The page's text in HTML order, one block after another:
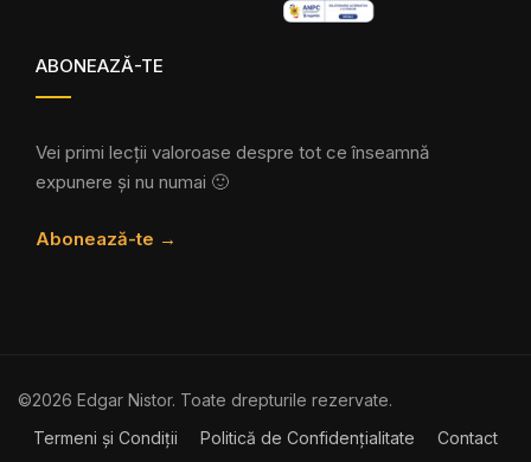
ABONEAZĂ-TE
Vei primi lecții valoroase despre tot ce înseamnă
expunere și nu numai 🙂
Abonează-te →
©2026 Edgar Nistor. Toate drepturile rezervate.
Termeni și Condiții
Politică de Confidențialitate Contact